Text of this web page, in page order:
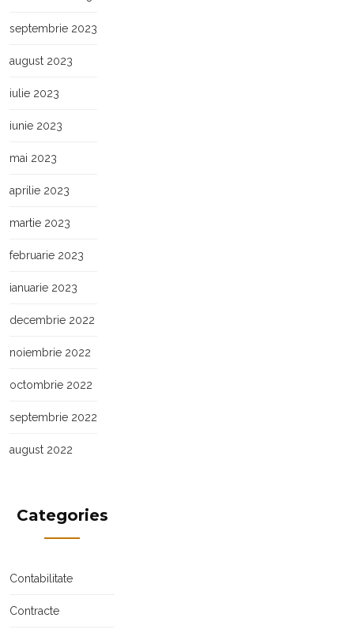
septembrie 2023
august 2023
iulie 2023
iunie 2023
mai 2023
aprilie 2023
martie 2023
februarie 2023
ianuarie 2023
decembrie 2022
noiembrie 2022
octombrie 2022
septembrie 2022
august 2022
Categories
Contabilitate
Contracte